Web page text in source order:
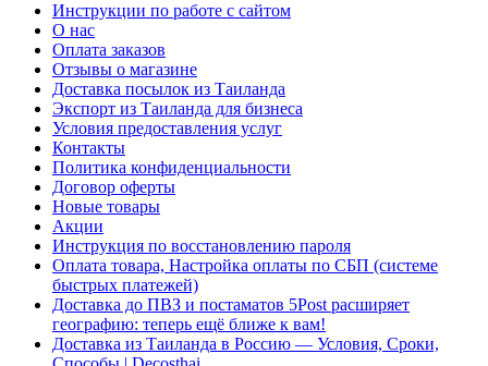
Инструкции по работе с сайтом
О нас
Оплата заказов
Отзывы о магазине
Доставка посылок из Таиланда
Экспорт из Таиланда для бизнеса
Условия предоставления услуг
Контакты
Политика конфиденциальности
Договор оферты
Новые товары
Акции
Инструкция по восстановлению пароля
Оплата товара, Настройка оплаты по СБП (системе
быстрых платежей)
Доставка до ПВЗ и постаматов 5Post расширяет
географию: теперь ещё ближе к вам!
Доставка из Таиланда в Россию — Условия, Сроки,